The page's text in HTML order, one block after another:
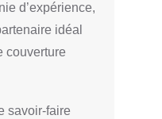
d’expérience,
idéal
couverture
savoir-faire